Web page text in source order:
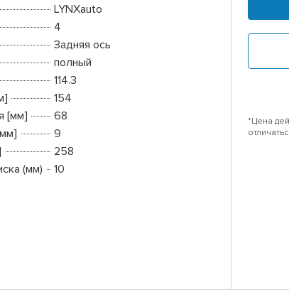
LYNXauto
4
Задняя ось
полный
114.3
154
[мм]
68
9
258
(мм)
10
*Цена